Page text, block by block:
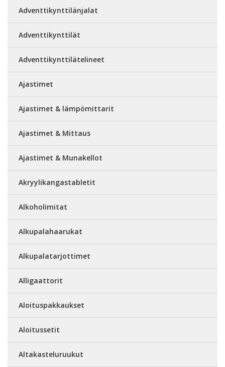
Adventtikynttilänjalat
Adventtikynttilät
Adventtikynttilätelineet
Ajastimet
Ajastimet & lämpömittarit
Ajastimet & Mittaus
Ajastimet & Munakellot
Akryylikangastabletit
Alkoholimitat
Alkupalahaarukat
Alkupalatarjottimet
Alligaattorit
Aloituspakkaukset
Aloitussetit
Altakasteluruukut